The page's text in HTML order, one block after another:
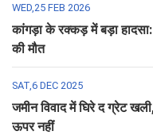
WED,25 FEB 2026
कांगड़ा के रक्कड़ में बड़ा
की मौत
SAT,6 DEC 2025
जमीन विवाद में घिरे द ग्रेट
ऊपर नहीं